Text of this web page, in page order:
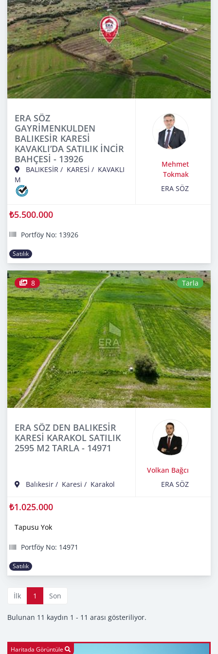
ERA SÖZ
GAYRİMENKULDEN
BALIKESİR KARESİ
KAVAKLI’DA SATILIK İNCİR
BAHÇESİ - 13926
BALIKESİR / KARESİ / KAVAKLI
M
Mehmet
Tokmak
ERA SÖZ
₺5.500.000
Portföy No: 13926
Satılık
8 Tarla
ERA SÖZ DEN BALIKESİR
KARESİ KARAKOL SATILIK
2595 M2 TARLA - 14971
Balıkesir / Karesi / Karakol
Volkan Bağcı
ERA SÖZ
₺1.025.000
Tapusu Yok
Portföy No: 14971
Satılık
İlk 1 Son
Bulunan 11 kaydın 1 - 11 arası gösteriliyor.
Haritada Görüntüle